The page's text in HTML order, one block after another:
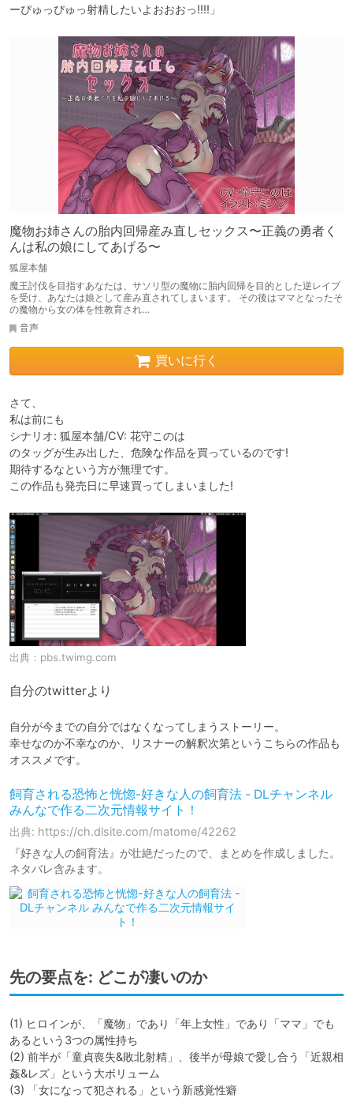
ーぴゅっぴゅっ射精したいよおおおっ!!!!」
魔物お姉さんの胎内回帰産み直しセックス〜正義の勇者く
んは私の娘にしてあげる〜
狐屋本舗
魔王討伐を目指すあなたは、サソリ型の魔物に胎内回帰を目的とした逆レイプ
を受け、あなたは娘として産み直されてしまいます。 その後はママとなったそ
の魔物から女の体を性教育され…
音声
買いに行く
さて、
私は前にも
シナリオ: 狐屋本舗/CV: 花守このは
のタッグが生み出した、危険な作品を買っているのです!
期待するなという方が無理です。
この作品も発売日に早速買ってしまいました!
出典： pbs.twimg.com
自分のtwitterより
自分が今までの自分ではなくなってしまうストーリー。
幸せなのか不幸なのか、リスナーの解釈次第というこちらの作品も
オススメです。
飼育される恐怖と恍惚-好きな人の飼育法 - DLチャンネル
みんなで作る二次元情報サイト！
出典: https://ch.dlsite.com/matome/42262
『好きな人の飼育法』が壮絶だったので、まとめを作成しました。
ネタバレ含みます。
先の要点を: どこが凄いのか
(1) ヒロインが、「魔物」であり「年上女性」であり「ママ」でも
あるという3つの属性持ち
(2) 前半が「童貞喪失&敗北射精」、後半が母娘で愛し合う「近親相
姦&レズ」という大ボリューム
(3) 「女になって犯される」という新感覚性癖